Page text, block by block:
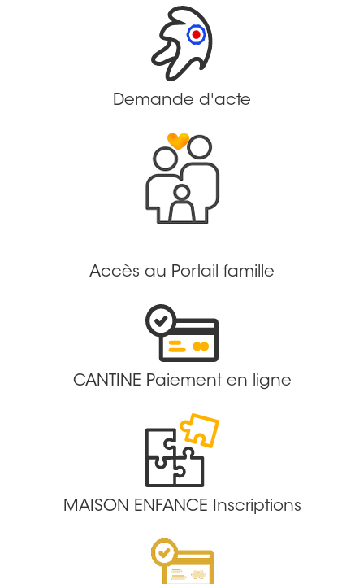
Demande d'acte
Accès au Portail famille
CANTINE Paiement en ligne
MAISON ENFANCE Inscriptions